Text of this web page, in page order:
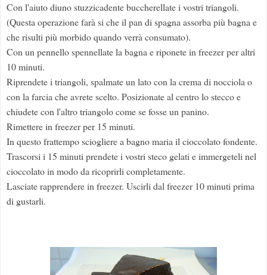
Con l'aiuto diuno stuzzicadente buccherellate i vostri triangoli.
(Questa operazione farà si che il pan di spagna assorba più bagna e
che risulti più morbido quando verrà consumato).
Con un pennello spennellate la bagna e riponete in freezer per altri
10 minuti.
Riprendete i triangoli, spalmate un lato con la crema di nocciola o
con la farcia che avrete scelto. Posizionate al centro lo stecco e
chiudete con l'altro triangolo come se fosse un panino.
Rimettere in freezer per 15 minuti.
In questo frattempo sciogliere a bagno maria il cioccolato fondente.
Trascorsi i 15 minuti prendete i vostri steco gelati e immergeteli nel
cioccolato in modo da ricoprirli completamente.
Lasciate rapprendere in freezer. Uscirli dal freezer 10 minuti prima
di gustarli.